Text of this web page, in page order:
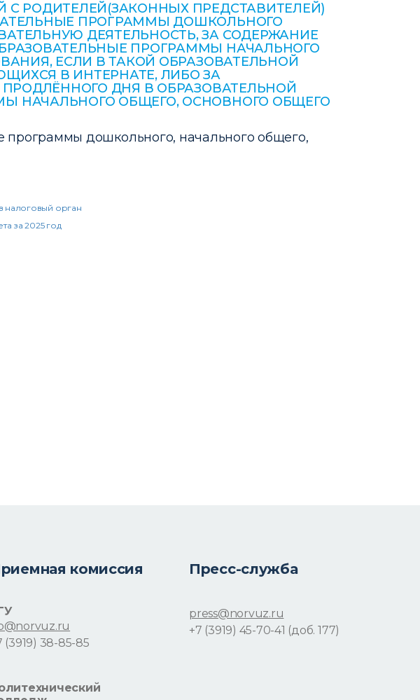
РОДИТЕЛЕЙ(ЗАКОННЫХ ПРЕДСТАВИТЕЛЕЙ)
ПРОГРАММЫ ДОШКОЛЬНОГО
ДЕЯТЕЛЬНОСТЬ, ЗА СОДЕРЖАНИЕ
ПРОГРАММЫ НАЧАЛЬНОГО
ЕСЛИ В ТАКОЙ ОБРАЗОВАТЕЛЬНОЙ
В ИНТЕРНАТЕ, ЛИБО ЗА
ДНЯ В ОБРАЗОВАТЕЛЬНОЙ
НАЧАЛЬНОГО ОБЩЕГО, ОСНОВНОГО ОБЩЕГО
программы дошкольного, начального общего,
налоговый орган
за 2025 год
комиссия
(3919) 38-85-85
Пресс-служба
press@norvuz.ru
+7 (3919) 45-70-41 (доб. 177)